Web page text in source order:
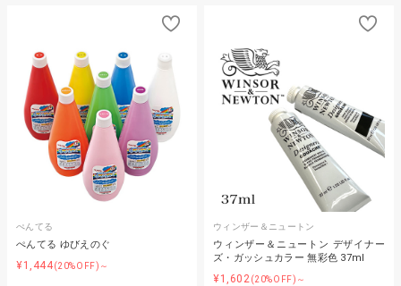
ぺんてる
ぺんてる ゆびえのぐ
¥1,444(20%OFF)～
ウィンザー＆ニュートン
ウィンザー＆ニュートン デザイナー
ズ・ガッシュカラー 無彩色 37ml
¥1,602 (20%OFF)～